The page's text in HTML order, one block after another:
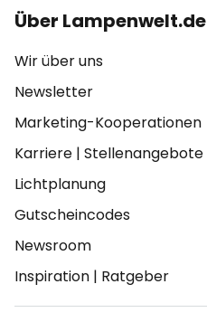
Über Lampenwelt.de
Wir über uns
Newsletter
Marketing-Kooperationen
Karriere | Stellenangebote
Lichtplanung
Gutscheincodes
Newsroom
Inspiration | Ratgeber